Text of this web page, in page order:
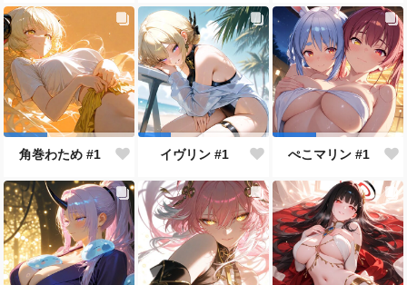
角巻わため #1 イヴリン #1 ぺこマリン #1